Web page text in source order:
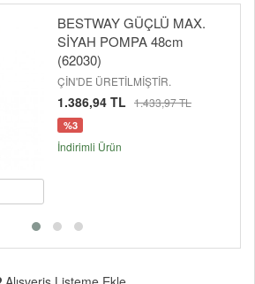
BESTWAY GÜÇLÜ MAX.
SİYAH POMPA 48cm
(62030)
ÇİN'DE ÜRETİLMİŞTİR.
1.386,94 TL 1.433,97 TL
%3
İndirimli Ürün